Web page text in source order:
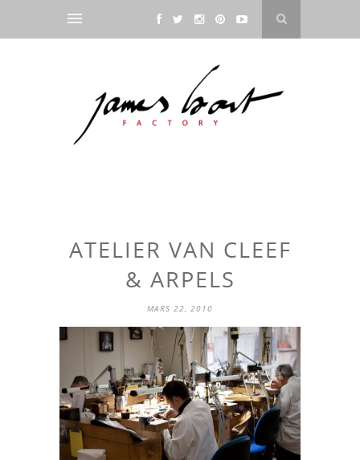
ATELIER VAN CLEEF
& ARPELS
MARS 22, 2010